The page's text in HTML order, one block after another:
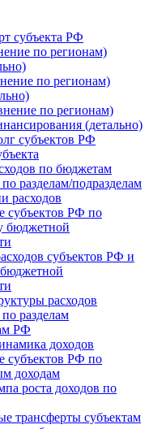
субъекта РФ
по регионам)
по регионам)
по регионам)
(детально)
субъектов РФ
по бюджетам
разделам/подразделам
расходов
субъектов РФ по
бюджетной
субъектов РФ и
расходов
разделам
РФ
доходов
субъектов РФ по
доходам
роста доходов по
трансферты субъектам